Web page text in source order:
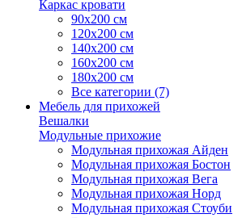
Каркас кровати
90х200 см
120х200 см
140х200 см
160х200 см
180х200 см
Все категории (7)
Мебель для прихожей
Вешалки
Модульные прихожие
Модульная прихожая Айден
Модульная прихожая Бостон
Модульная прихожая Вега
Модульная прихожая Норд
Модульная прихожая Стоуби